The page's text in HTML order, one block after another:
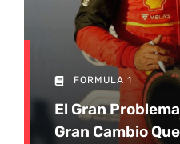
FORMULA 1
El Gran
Gran Cambio